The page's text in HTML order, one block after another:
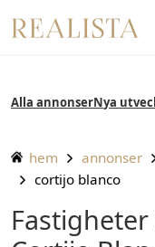
till
Alla annonser Nya
hem annonser
cortijo blanco
Fastigheter till salu i